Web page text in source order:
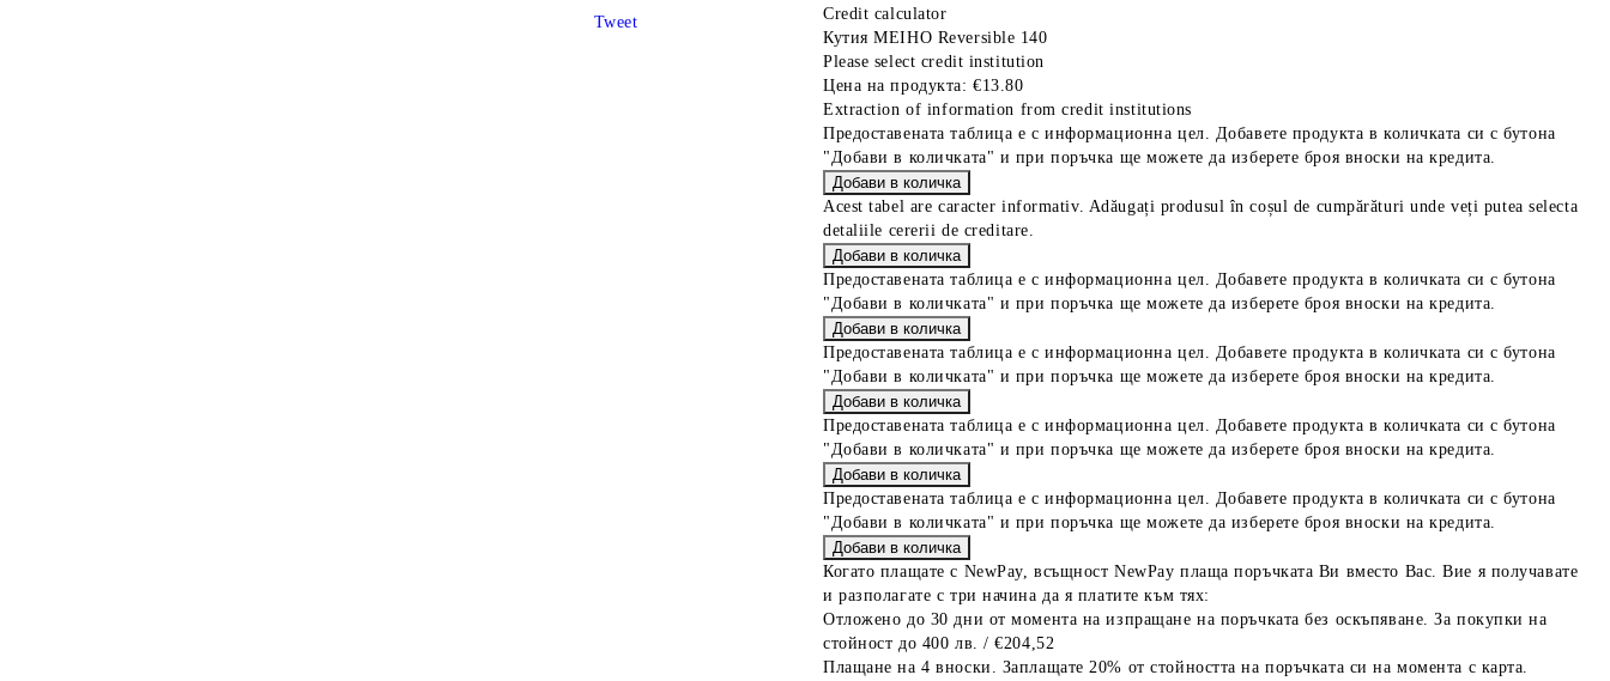
Credit calculator
Кутия MEIHO Reversible 140
Please select credit institution
Цена на продукта: €13.80
Extraction of information from credit institutions
Предоставената таблица е с информационна цел. Добавете продукта в количката си с бутона
"Добави в количката" и при поръчка ще можете да изберете броя вноски на кредита.
Acest tabel are caracter informativ. Adăugați produsul în coșul de cumpărături unde veți putea selecta
detaliile cererii de creditare.
Предоставената таблица е с информационна цел. Добавете продукта в количката си с бутона
"Добави в количката" и при поръчка ще можете да изберете броя вноски на кредита.
Предоставената таблица е с информационна цел. Добавете продукта в количката си с бутона
"Добави в количката" и при поръчка ще можете да изберете броя вноски на кредита.
Предоставената таблица е с информационна цел. Добавете продукта в количката си с бутона
"Добави в количката" и при поръчка ще можете да изберете броя вноски на кредита.
Предоставената таблица е с информационна цел. Добавете продукта в количката си с бутона
"Добави в количката" и при поръчка ще можете да изберете броя вноски на кредита.
Когато плащате с NewPay, всъщност NewPay плаща поръчката Ви вместо Вас. Вие я получавате
и разполагате с три начина да я платите към тях:
Отложено до 30 дни от момента на изпращане на поръчката без оскъпяване. За покупки на
стойност до 400 лв. / €204,52
Плащане на 4 вноски. Заплащате 20% от стойността на поръчката си на момента с карта.
Tweet